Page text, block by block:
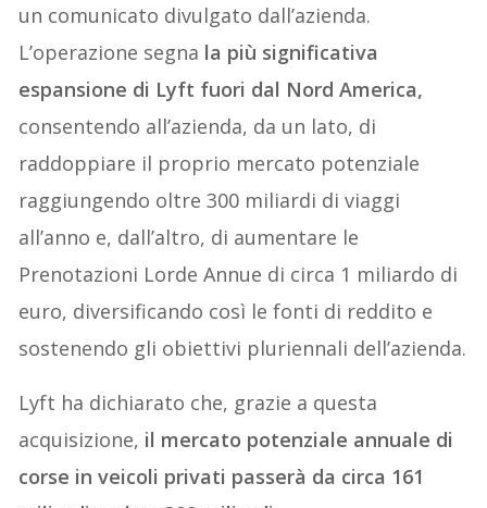
un comunicato divulgato dall’azienda.
L’operazione segna la più significativa
espansione di Lyft fuori dal Nord America,
consentendo all’azienda, da un lato, di
raddoppiare il proprio mercato potenziale
raggiungendo oltre 300 miliardi di viaggi
all’anno e, dall’altro, di aumentare le
Prenotazioni Lorde Annue di circa 1 miliardo di
euro, diversificando così le fonti di reddito e
sostenendo gli obiettivi pluriennali dell’azienda.
Lyft ha dichiarato che, grazie a questa
acquisizione, il mercato potenziale annuale di
corse in veicoli privati passerà da circa 161